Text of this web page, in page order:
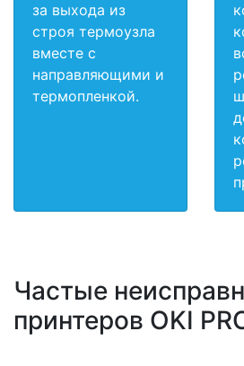
за выхода из
строя термоузла
вместе с
направляющими и
термопленкой.
Частые
принтеров OKI